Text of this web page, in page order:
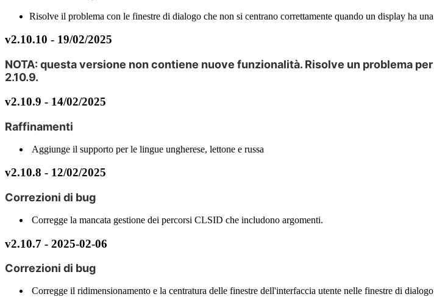
Risolve il problema con le finestre di dialogo che non si centrano correttamente quando un display ha una
v2.10.10 - 19/02/2025
NOTA: questaversione noncontiene nuove funzionalità. Risolve un problema per
2.10.9.
v2.10.9 - 14/02/2025
Raffinamenti
Aggiunge il supporto per le lingue ungherese, lettone e russa
v2.10.8 - 12/02/2025
Correzioni di bug
Corregge la mancata gestione dei percorsi CLSID che includono argomenti.
v2.10.7 - 2025-02-06
Correzioni di bug
Corregge il ridimensionamento e la centratura delle finestre dell'interfaccia utente nelle finestre di dialogo